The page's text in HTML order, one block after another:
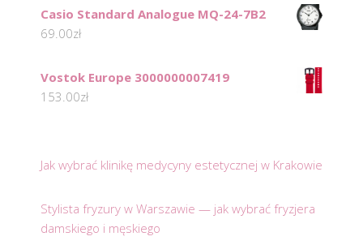
Casio Standard Analogue MQ-24-7B2
69.00zł
Vostok Europe 3000000007419
153.00zł
Jak wybrać klinikę medycyny estetycznej w Krakowie
Stylista fryzury w Warszawie — jak wybrać fryzjera
damskiego i męskiego